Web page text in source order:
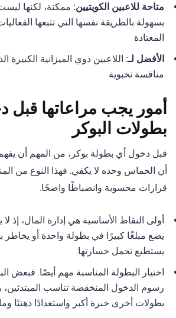
متاحة للاعبين الكويتيين: ممكنة، لكنها
بسهولة بالطريقة نفسها التي تتبعها
المعتادة
الأفضل لـ: اللاعبين ذوي الميزانية الكبيرة
منافسة نخبوية
أمور يجب مراعاتها قبل
بطولات البوكر
قبل دخول أي بطولة بوكر، من المهم أن يفهم
أن الحماس وحده لا يكفي. فهذا النوع من
قرارات محسوبة وانضباطًا واضحًا.
أولى النقاط الأساسية هي إدارة المال، إذ
يضع مبلغًا كبيرًا في بطولة واحدة أو يخاطر
يستطيع تحمل خسارتها.
اختيار البطولة المناسبة مهم أيضًا. فبعض
رسوم الدخول المنخفضة تناسب المبتدئين،
بطولات أخرى خبرة أكبر واستعدادًا ذهنيًا